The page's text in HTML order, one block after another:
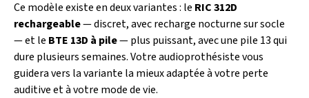
Ce modèle existe en deux variantes : le RIC 312D
rechargeable— discret, avec recharge nocturne sur socle
— et le BTE 13D à pile— plus puissant, avec une pile 13 qui
dure plusieurs semaines. Votre audioprothésiste vous
guidera vers la variante la mieux adaptée à votre perte
auditive et à votre mode de vie.